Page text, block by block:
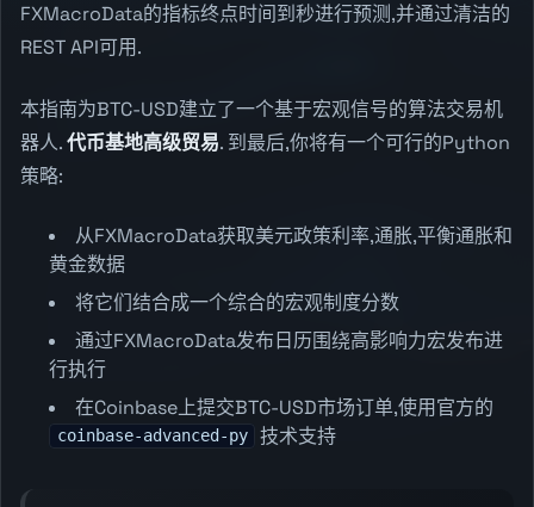
FXMacroData的指标终点时间到秒进行预测,并通过清洁的
REST API可用.
本指南为BTC-USD建立了一个基于宏观信号的算法交易机
器人.代币基地高级贸易. 到最后,你将有一个可行的Python
策略:
从FXMacroData获取美元政策利率,通胀,平衡通胀和
黄金数据
将它们结合成一个综合的宏观制度分数
通过FXMacroData发布日历围绕高影响力宏发布进
行执行
在Coinbase上提交BTC-USD市场订单,使用官方的
coinbase-advanced-py 技术支持